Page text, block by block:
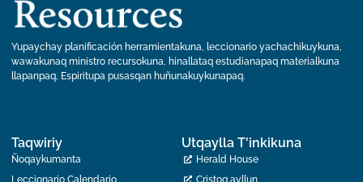
Yupaychay planificación herramientakuna, leccionario yachachikuykuna,
wawakunaq ministro recursokuna, hinallataq estudianapaq materialkuna
llapanpaq, Espiritupa pusasqan huñunakuykunapaq.
Taqwiriy
Ñoqaykumanta
Leccionario Calendario
Utqaylla T'inkikuna
Herald House
Cristoq ayllun